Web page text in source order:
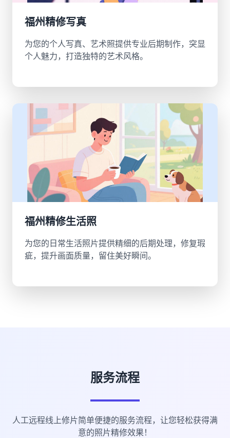
福州精修写真
为您的个人写真、艺术照提供专业后期制作，突显
个人魅力，打造独特的艺术风格。
福州精修生活照
为您的日常生活照片提供精细的后期处理，修复瑕
疵，提升画面质量，留住美好瞬间。
服务流程
人工远程线上修片简单便捷的服务流程，让您轻松获得满
意的照片精修效果！